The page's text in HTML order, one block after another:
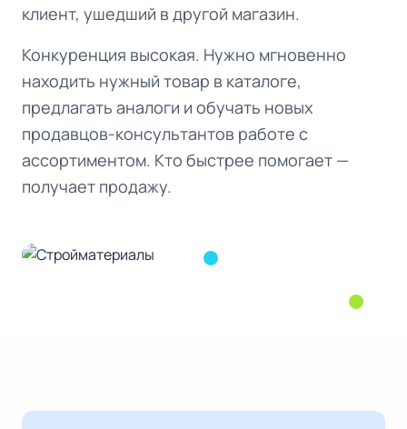
клиент, ушедший в другой магазин.
Конкуренция высокая. Нужно мгновенно
находить нужный товар в каталоге,
предлагать аналоги и обучать новых
продавцов-консультантов работе с
ассортиментом. Кто быстрее помогает —
получает продажу.